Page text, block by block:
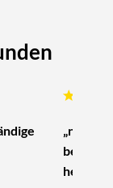
„nur zu